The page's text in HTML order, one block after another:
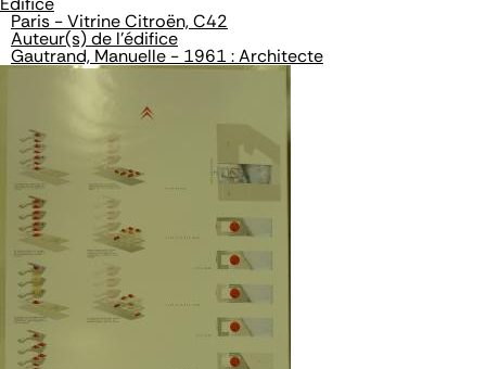
Paris - Vitrine Citroën, C42
Auteur(s) de l'édifice
Gautrand, Manuelle - 1961 : Architecte